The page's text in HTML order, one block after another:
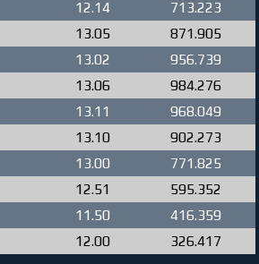
12.14
713.223
13.05
871.905
13.02
956.739
13.06
984.276
13.11
968.049
13.10
902.273
13.00
771.825
12.51
595.352
11.50
416.359
12.00 326.417